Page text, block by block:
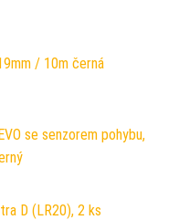
/ 10m černá
se senzorem pohybu,
D (LR20), 2 ks